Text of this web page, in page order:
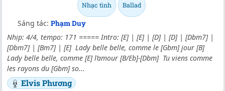
Nhạc tình Ballad
Sáng tác: Phạm Duy
Nhịp: 4/4, tempo: 171 ===== Intro: [E] | [E] | [D] | [D] | [Dbm7] |
[Dbm7] | [Bm7] | [E] Lady belle belle, comme le [Gbm] jour [B]
Lady belle belle, comme [E] l’amour [B/Eb]-[Dbm] Tu viens comme
les rayons du [Gbm] so...
Elvis Phương